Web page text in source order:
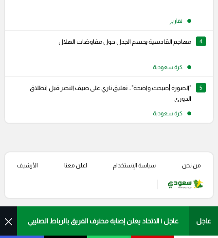
تقارير
4 مهاجم القادسية يحسم الجدل حول مفاوضات الهلال
كرة سعودية
5
"الصورة أصبحت واضحة".. تعليق ناري على صيف النصر قبل انطلاق
الدوري
كرة سعودية
عاجل عاجل | الاتحاد يعلن إصابة محترف الفريق بالرباط الصليبي
من نحن سياسة الإستخدام اعلن معنا الأرشيف